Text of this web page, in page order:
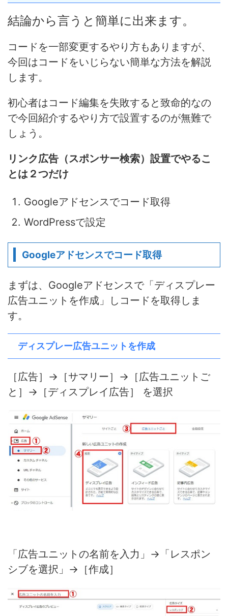
結論から言うと簡単に出来ます。
コードを一部変更するやり方もありますが、
今回は コードをいじらない簡単な方法を解説
します。
初心者はコード編集を失敗すると致命的なの
で今回紹介するやり方で設置するのが無難で
しょう。
リンク広告（スポンサー検索）設置でやるこ
とは２つだけ
Googleアドセンスでコード取得
WordPressで設定
Googleアドセンスでコード取得
まずは、Googleアドセンスで「ディスプレー
広告ユニットを作成」しコードを取得しま
す。
ディスプレー広告ユニットを作成
［広告］→［サマリー］→［広告ユニットご
と］→［ディスプレイ広告］ を選択
「広告ユニットの名前を入力」→「レスポン
シブを選択」→［作成］